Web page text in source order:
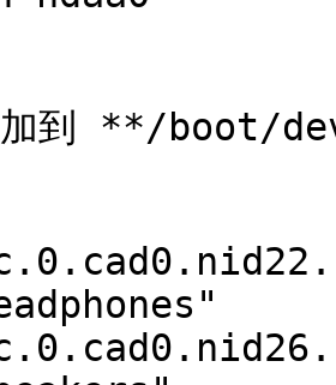
加到 **/boot/